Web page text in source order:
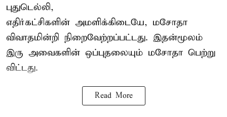
புதுடெல்லி,
எதிர்கட்சிகளின் அமளிக்கிடையே, மசோதா
விவாதமின்றி நிறைவேற்றப்பட்டது. இதன்மூலம்
இரு அவைகளின் ஒப்புதலையும் மசோதா பெற்று
விட்டது.
Read More